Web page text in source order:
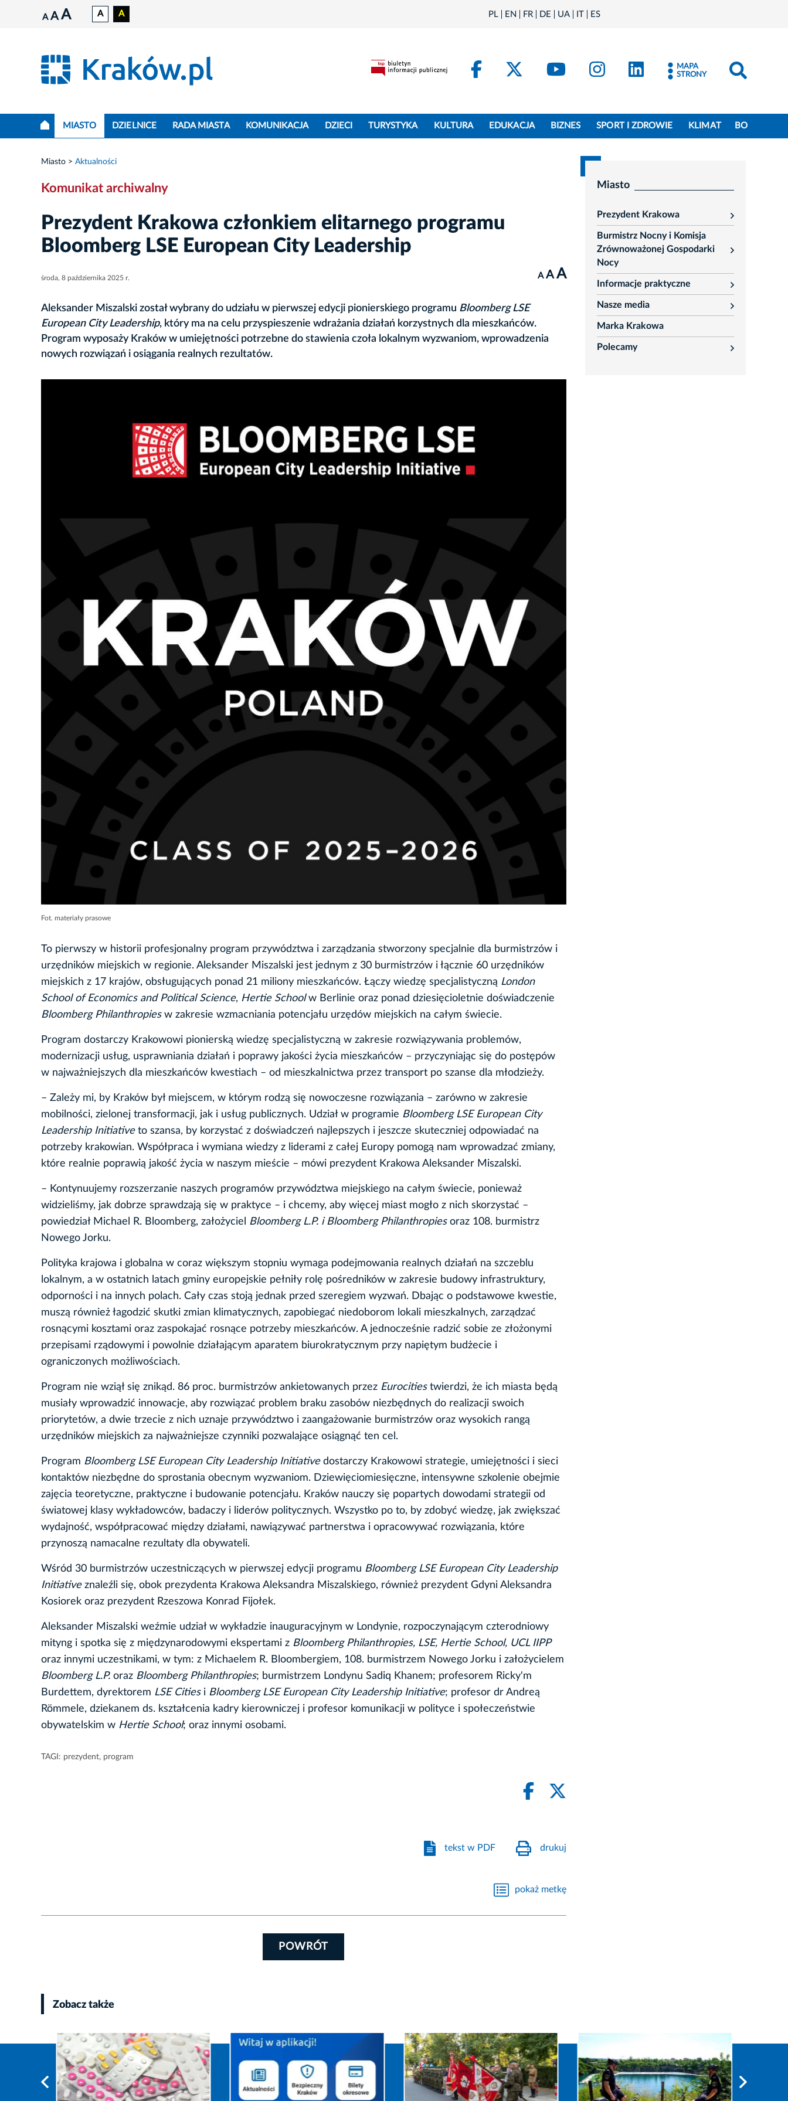
A A A A A PL EN FR DE UA IT ES
FacebookKraków - X
Kraków - YouTube
Kraków - Instagram
Kraków - LinkedIn
MAPA
STRONY
MIASTO DZIELNICE RADA MIASTA KOMUNIKACJA DZIECI TURYSTYKA KULTURA EDUKACJA BIZNES SPORT I ZDROWIE KLIMAT BO
Miasto Aktualności
Komunikat archiwalny
Prezydent Krakowa członkiem elitarnego programu
Bloomberg LSE European City Leadership
środa, 8 października 2025 r. A A A
Aleksander Miszalski został wybrany do udziału w pierwszej edycji pionierskiego programu Bloomberg LSE
European City Leadership, który ma na celu przyspieszenie wdrażania działań korzystnych dla mieszkańców.
Program wyposaży Kraków w umiejętności potrzebne do stawienia czoła lokalnym wyzwaniom, wprowadzenia
nowych rozwiązań i osiągania realnych rezultatów.
Fot. materiały prasowe
To pierwszy w historii profesjonalny program przywództwa i zarządzania stworzony specjalnie dla burmistrzów i
urzędników miejskich w regionie. Aleksander Miszalski jest jednym z 30 burmistrzów i łącznie 60 urzędników
miejskich z 17 krajów, obsługujących ponad 21 miliony mieszkańców. Łączy wiedzę specjalistyczną London
School of Economics and Political Science, Hertie Schoolw Berlinie oraz ponad dziesięcioletnie doświadczenie
Bloomberg Philanthropies w zakresie wzmacniania potencjału urzędów miejskich na całym świecie.
Program dostarczy Krakowowi pionierską wiedzę specjalistyczną w zakresie rozwiązywania problemów,
modernizacji usług, usprawniania działań i poprawy jakości życia mieszkańców – przyczyniając się do postępów
w najważniejszych dla mieszkańców kwestiach – od mieszkalnictwa przez transport po szanse dla młodzieży.
– Zależy mi, by Kraków był miejscem, w którym rodzą się nowoczesne rozwiązania – zarówno w zakresie
mobilności, zielonej transformacji, jak i usług publicznych. Udział w programie Bloomberg LSE European City
Leadership Initiative to szansa, by korzystać z doświadczeń najlepszych i jeszcze skuteczniej odpowiadać na
potrzeby krakowian. Współpraca i wymiana wiedzy z liderami z całej Europy pomogą nam wprowadzać zmiany,
które realnie poprawią jakość życia w naszym mieście – mówi prezydent Krakowa Aleksander Miszalski.
– Kontynuujemy rozszerzanie naszych programów przywództwa miejskiego na całym świecie, ponieważ
widzieliśmy, jak dobrze sprawdzają się w praktyce – i chcemy, aby więcej miast mogło z nich skorzystać –
powiedział Michael R. Bloomberg, założyciel
Bloomberg L.P. i Bloomberg Philanthropies oraz 108. burmistrz
Nowego Jorku.
Polityka krajowa i globalna w coraz większym stopniu wymaga podejmowania realnych działań na szczeblu
lokalnym, a w ostatnich latach gminy europejskie pełniły rolę pośredników w zakresie budowy infrastruktury,
odporności i na innych polach. Cały czas stoją jednak przed szeregiem wyzwań. Dbając o podstawowe kwestie,
muszą również łagodzić skutki zmian klimatycznych, zapobiegać niedoborom lokali mieszkalnych, zarządzać
rosnącymi kosztami oraz zaspokajać rosnące potrzeby mieszkańców. A jednocześnie radzić sobie ze złożonymi
przepisami rządowymi i powolnie działającym aparatem biurokratycznym przy napiętym budżecie i
ograniczonych możliwościach.
Program nie wziął się znikąd. 86 proc. burmistrzów ankietowanych przez Eurocities twierdzi, że ich miasta będą
musiały wprowadzić innowacje, aby rozwiązać problem braku zasobów niezbędnych do realizacji swoich
priorytetów, a dwie trzecie z nich uznaje przywództwo i zaangażowanie burmistrzów oraz wysokich rangą
urzędników miejskich za najważniejsze czynniki pozwalające osiągnąć ten cel.
Program Bloomberg LSE European City Leadership Initiative dostarczy Krakowowi strategie, umiejętności i sieci
kontaktów niezbędne do sprostania obecnym wyzwaniom. Dziewięciomiesięczne, intensywne szkolenie obejmie
zajęcia teoretyczne, praktyczne i budowanie potencjału. Kraków nauczy się popartych dowodami strategii od
światowej klasy wykładowców, badaczy i liderów politycznych. Wszystko po to, by zdobyć wiedzę, jak zwiększać
wydajność, współpracować między działami, nawiązywać partnerstwa i opracowywać rozwiązania, które
przynoszą namacalne rezultaty dla obywateli.
Wśród 30 burmistrzów uczestniczących w pierwszej edycji programu Bloomberg LSE European City Leadership
Initiativeznaleźli się, obok prezydenta Krakowa Aleksandra Miszalskiego, również prezydent Gdyni Aleksandra
Kosiorek oraz prezydent Rzeszowa Konrad Fijołek.
Aleksander Miszalski weźmie udział w wykładzie inauguracyjnym w Londynie, rozpoczynającym czterodniowy
mityng i spotka się z międzynarodowymi ekspertami z Bloomberg Philanthropies, LSE, Hertie School, UCL IIPP
oraz innymi uczestnikami, w tym: z Michaelem R. Bloombergiem, 108. burmistrzem Nowego Jorku i założycielem
Bloomberg L.P. oraz Bloomberg Philanthropies; burmistrzem Londynu Sadiq Khanem; profesorem Ricky'm
Burdettem, dyrektorem LSE Citiesi Bloomberg LSE European City Leadership Initiative; profesor dr Andreą
Römmele, dziekanem ds. kształcenia kadry kierowniczej i profesor komunikacji w polityce i społeczeństwie
obywatelskim w Hertie School; oraz innymi osobami.
TAGI: prezydent, program
tekst w PDF drukuj
pokaż metkę
POWRÓT
Miasto
Prezydent Krakowa
rozwiń
Burmistrz Nocny i Komisja
Zrównoważonej Gospodarki
Nocy
rozwiń
Informacje praktyczne
rozwiń
Nasze media
rozwiń
Marka Krakowa
Polecamy
rozwiń
Zobacz także